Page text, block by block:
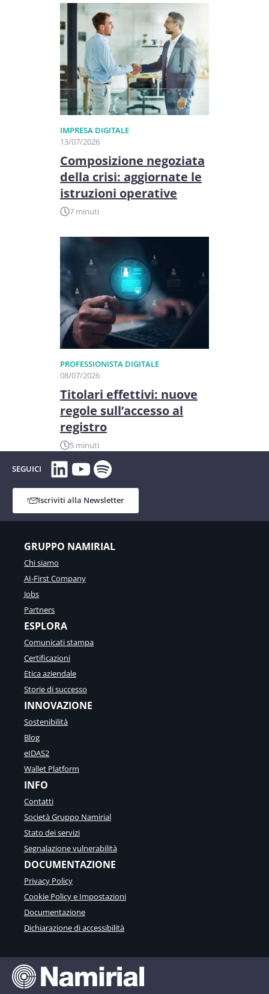
IMPRESA DIGITALE
13/07/2026
Composizione negoziata
della crisi: aggiornate le
istruzioni operative
7 minuti
PROFESSIONISTA DIGITALE
08/07/2026
Titolari effettivi: nuove
regole sull’accesso al
registro
5 minuti
SEGUICI LinkedIn
YouTube
Spotify
Iscriviti alla Newsletter
GRUPPO NAMIRIAL
Chi siamo
AI-First Company
Jobs
Partners
ESPLORA
Comunicati stampa
Certificazioni
Etica aziendale
Storie di successo
INNOVAZIONE
Sostenibilità
Blog
eIDAS2
Wallet Platform
INFO
Contatti
Società Gruppo Namirial
Stato dei servizi
Segnalazione vulnerabilità
DOCUMENTAZIONE
Privacy Policy
Cookie Policy e Impostazioni
Documentazione
Dichiarazione di accessibilità